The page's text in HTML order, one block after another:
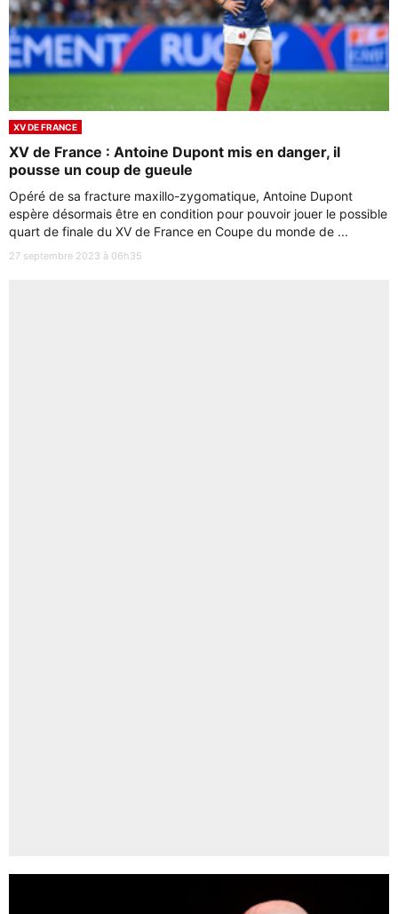
XV DE FRANCE
XV de France : Antoine Dupont mis en danger, il
pousse un coup de gueule
Opéré de sa fracture maxillo-zygomatique, Antoine Dupont
espère désormais être en condition pour pouvoir jouer le possible
quart de finale du XV de France en Coupe du monde de ...
27 septembre 2023 à 06h35